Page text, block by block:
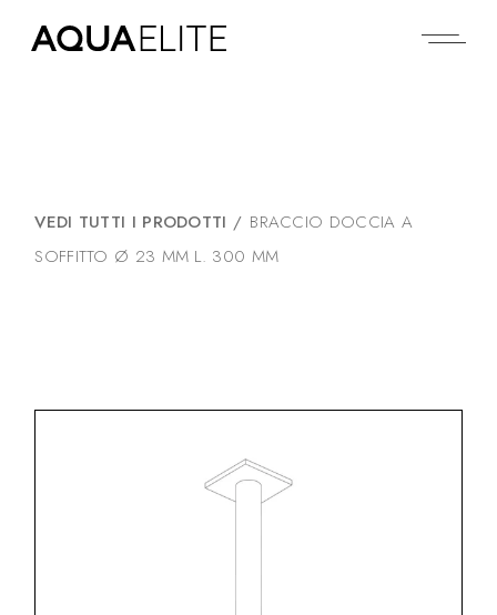
VEDI TUTTI I PRODOTTI / BRACCIO DOCCIA A
SOFFITTO Ø 23 MM L. 300 MM